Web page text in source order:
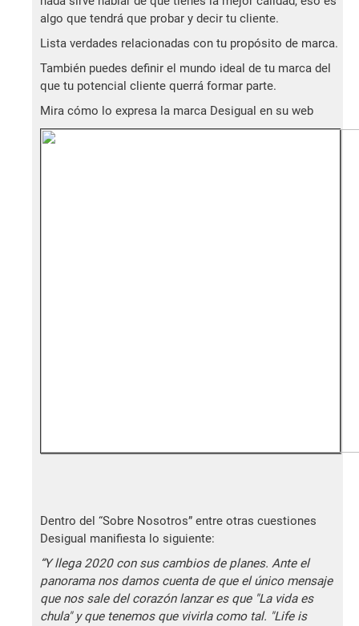
algo que tendrá que probar y decir tu cliente.
Lista verdades relacionadas con tu propósito de marca.
También puedes definir el mundo ideal de tu marca del
que tu potencial cliente querrá formar parte.
Mira cómo lo expresa la marca Desigual en su web
Dentro del “Sobre Nosotros” entre otras cuestiones
Desigual manifiesta lo siguiente:
“Y llega 2020 con sus cambios de planes. Ante el
panorama nos damos cuenta de que el único mensaje
que nos sale del corazón lanzar es que "La vida es
chula" y que tenemos que vivirla como tal. "Life is